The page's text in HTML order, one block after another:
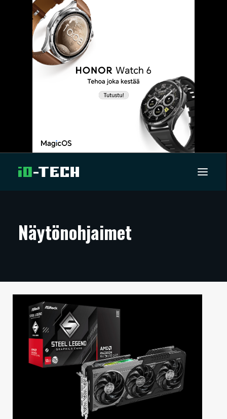
ARTIKKELIT
TECHBBS
TIETOA
HINTA.FI
KAUPPA
VAIHDA TEEMA
Näytönohjaimet